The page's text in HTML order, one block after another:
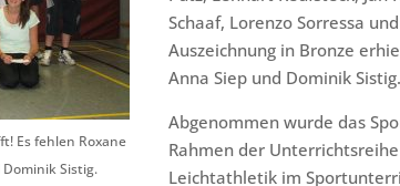
Es fehlen Roxane
Dominik Sistig.
Schaaf, Lorenzo Sorressa
Auszeichnung in Bronze
Anna Siep und Dominik Sistig.
Abgenommen wurde das
Rahmen der
Leichtathletik im